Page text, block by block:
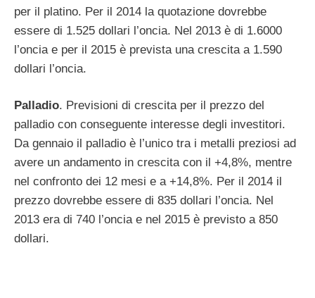
per il platino. Per il 2014 la quotazione dovrebbe
essere di 1.525 dollari l’oncia. Nel 2013 è di 1.6000
l’oncia e per il 2015 è prevista una crescita a 1.590
dollari l’oncia.
Palladio. Previsioni di crescita per il prezzo del
palladio con conseguente interesse degli investitori.
Da gennaio il palladio è l’unico tra i metalli preziosi ad
avere un andamento in crescita con il +4,8%, mentre
nel confronto dei 12 mesi e a +14,8%. Per il 2014 il
prezzo dovrebbe essere di 835 dollari l’oncia. Nel
2013 era di 740 l’oncia e nel 2015 è previsto a 850
dollari.